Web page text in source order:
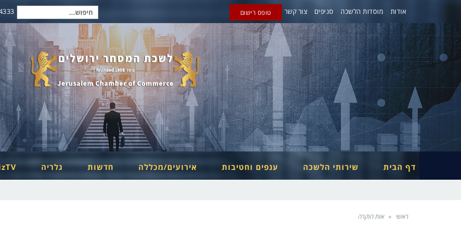
אודות מוסדות הלשכה סניפים צור קשר טופס רישום חיפוש
עבור:
דף הבית שירותי הלשכה ענפים וחטיבות אירועים/מכללה חדשות גלריה
ראשי » אות הוקרה